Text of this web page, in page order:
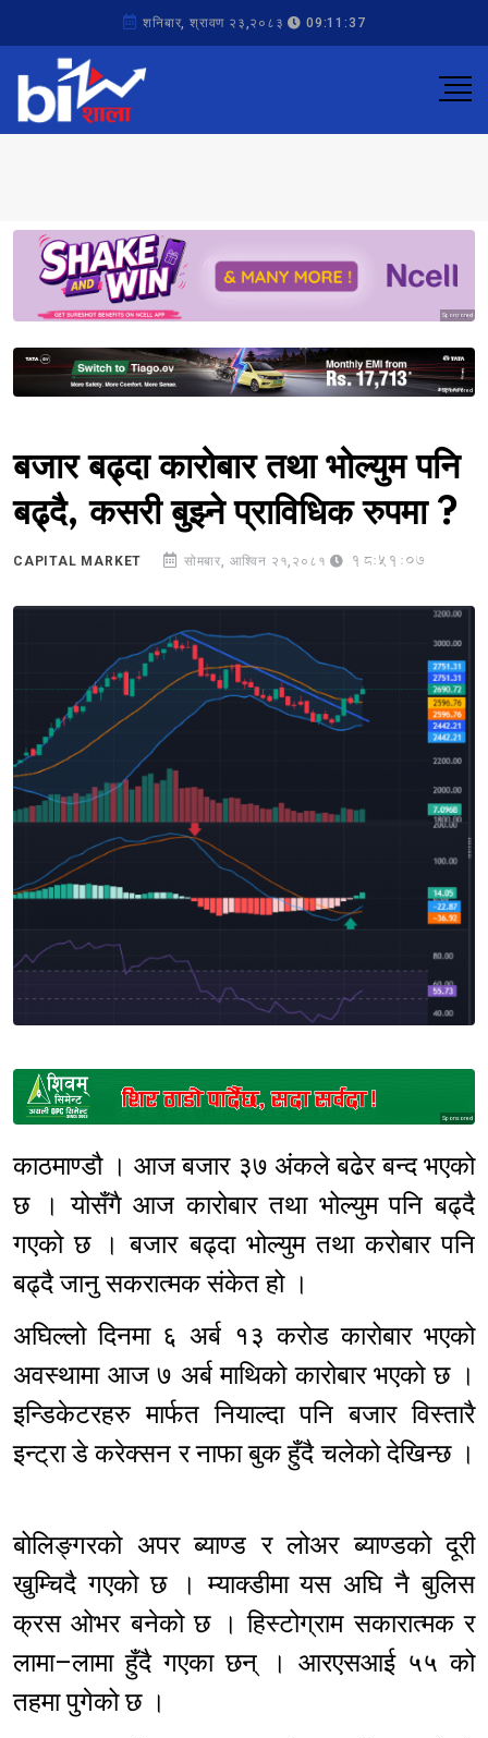
शनिबार, श्रावण २३,२०८३ 09:11:37
Sponsored
Sponsored
बजार बढ्दा कारोबार तथा भोल्युम पनि
बढ्दै, कसरी बुझ्ने प्राविधिक रुपमा ?
CAPITAL MARKET सोमबार, आश्विन २१,२०८१ 18:51:07
Sponsored
काठमाण्डौ । आज बजार ३७ अंकले बढेर बन्द भएको
छ । योसँगै आज कारोबार तथा भोल्युम पनि बढ्दै
गएको छ । बजार बढ्दा भोल्युम तथा करोबार पनि
बढ्दै जानु सकरात्मक संकेत हो ।
अघिल्लो दिनमा ६ अर्ब १३ करोड कारोबार भएको
अवस्थामा आज ७ अर्ब माथिको कारोबार भएको छ ।
इन्डिकेटरहरु मार्फत नियाल्दा पनि बजार विस्तारै
इन्ट्रा डे करेक्सन र नाफा बुक हुँदै चलेको देखिन्छ ।
बोलिङ्गरको अपर ब्याण्ड र लोअर ब्याण्डको दूरी
खुम्चिदै गएको छ । म्याक्डीमा यस अघि नै बुलिस
क्रस ओभर बनेको छ । हिस्टोग्राम सकारात्मक र
लामा–लामा हुँदै गएका छन् । आरएसआई ५५ को
तहमा पुगेको छ ।